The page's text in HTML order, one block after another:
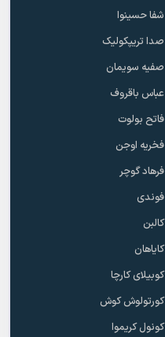
شفا حسینوا
صدا تریپکولیک
صفیه سویمان
عباس باقروف
فاتح بولوت
فخریه اوجن
فرهاد گوچر
فوندی
کالبن
کایاهان
کوبیلای کارچا
کورتولوش کوش
کونول کریموا